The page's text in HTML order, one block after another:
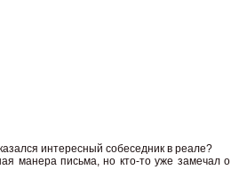
интересный собеседник в реале?
манера письма, но кто-то уже замечал о